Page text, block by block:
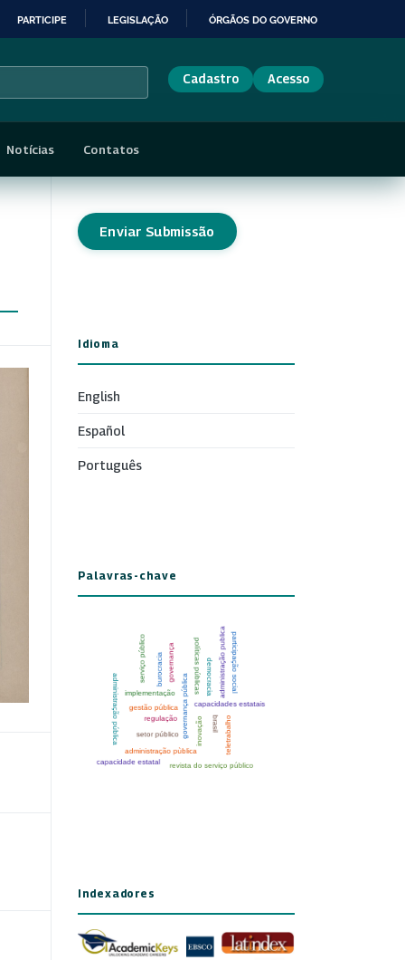
PARTICIPE LEGISLAÇÃO ÓRGÃOS DO GOVERNO
Cadastro Acesso
Notícias Contatos
Enviar Submissão
Idioma
English
Español
Português
Palavras-chave
Indexadores